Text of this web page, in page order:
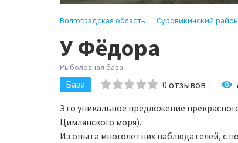
Волгоградская область Суровикинский район
У Фёдора
Рыболовная база
База 0 отзывов
Это уникальное предложение
Цимлянского моря).
Из опыта многолетних наблюдателей, с